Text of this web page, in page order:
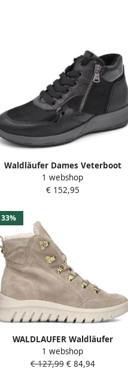
Waldläufer Dames Veterboot
831802-502-001 Zwart Wijdte
1 webshop
€ 152,95
33%
WALDLAUFER Waldläufer
Veterboots Dames Sue H
Veterbooty Maat: 37 5 Materiaal:
1 webshop
€ 127,99€ 84,94